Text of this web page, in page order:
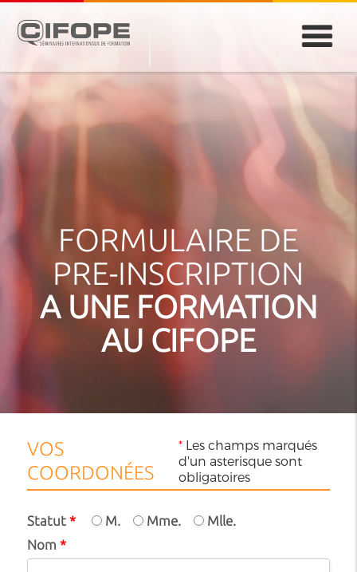
ABIDJAN
ATLANTA
CASABLANCA
JEDDAH
MONTREAL
FORMULAIRE DE
PRE-INSCRIPTION
A UNE FORMATION
AU CIFOPE
VOS
COORDONÉES
*Les champs marqués
d'un asterisque sont
obligatoires
Statut * M. Mme.
Mlle.
Nom *